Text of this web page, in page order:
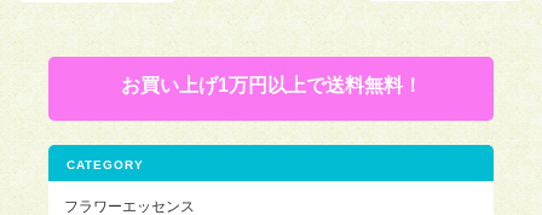
お買い上げ1万円以上で送料無料！
CATEGORY
フラワーエッセンス